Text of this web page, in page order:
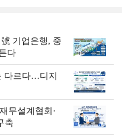
기업은행, 중
다
다르다…디지
무설계협회·
축